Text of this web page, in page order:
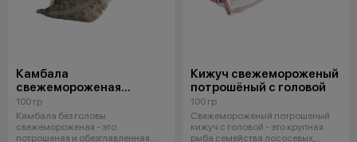
Камбала
свежемороженая
без головы
100 гр
Камбала без головы
свежемороженая - это
потрошеная и обезглавленная
Кижуч свежемороженый
потрошёный с головой
100 гр
Свежемороженый потрошеный
кижуч с головой - это крупная
рыба семейства лососевых,